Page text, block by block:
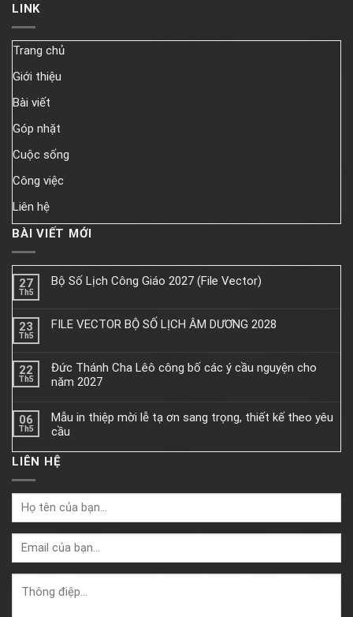
LINK
Trang chủ
Giới thiệu
Bài viết
Góp nhặt
Cuộc sống
Công việc
Liên hệ
BÀI VIẾT MỚI
27
Th5
Bộ Số Lịch Công Giáo 2027 (File Vector)
23
Th5
FILE VECTOR BỘ SỐ LỊCH ÂM DƯƠNG 2028
22
Th5
Đức Thánh Cha Lêô công bố các ý cầu nguyện cho
năm 2027
06
Th5
Mẫu in thiệp mời lễ tạ ơn sang trọng, thiết kế theo yêu
cầu
LIÊN HỆ